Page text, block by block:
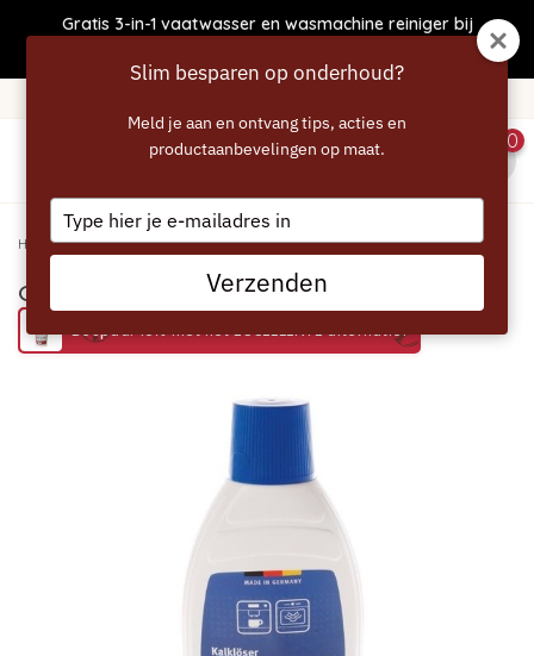
Gratis 3-in-1 vaatwasser en wasmachine reiniger bij
0
Home/GAGGENAU Vloeibare Ontkalker - 500ml
GAGGENAU Vloeibare Ontkalker - 500ml
Slim besparen op onderhoud?
Meld je aan en ontvang tips, acties en
productaanbevelingen op maat.
Type
your
email
Verzenden